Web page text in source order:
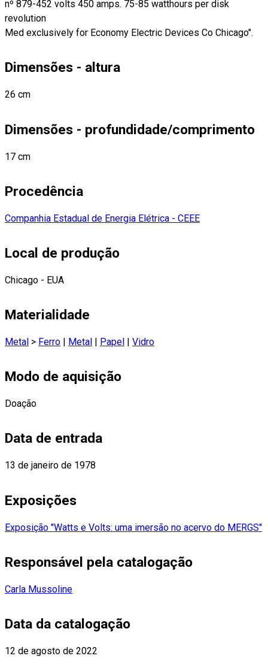
nº 879-452 volts 450 amps. 75-85 watthours per disk
revolution
Med exclusively for Economy Electric Devices Co Chicago".
Dimensões - altura
26 cm
Dimensões - profundidade/comprimento
17 cm
Procedência
Companhia Estadual de Energia Elétrica - CEEE
Local de produção
Chicago - EUA
Materialidade
Metal > Ferro | Metal | Papel | Vidro
Modo de aquisição
Doação
Data de entrada
13 de janeiro de 1978
Exposições
Exposição "Watts e Volts: uma imersão no acervo do MERGS"
Responsável pela catalogação
Carla Mussoline
Data da catalogação
12 de agosto de 2022